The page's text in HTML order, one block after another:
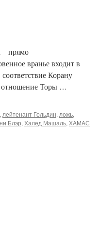
– прямо
вранье входит в
Корану
отношение Торы …
, лейтенант Гольдин, ложь,
Блэр, Халед Машаль, ХАМАС